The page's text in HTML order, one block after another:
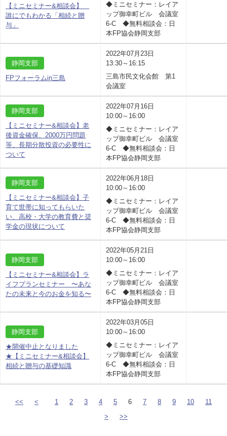
【ミニセミナー&相談会】
誰にでもわかる「相続と贈
与」
◆ミニセミナー：レイア
ップ御幸町ビル 会議室
6-C ◆無料相談会：日
本FP協会静岡支部
静岡支部
FPフォーラムin三島
2022年07月23日
13:30～16:15
三島市民文化会館 第1
会議室
静岡支部
【ミニセミナー&相談会】老
後資金確保、2000万円問題
等、長期分散投資の必要性に
ついて
2022年07月16日
10:00～16:00
◆ミニセミナー：レイア
ップ御幸町ビル 会議室
6-C ◆無料相談会：日
本FP協会静岡支部
静岡支部
【ミニセミナー&相談会】子
育て世帯に知ってもらいた
い、高校・大学の教育費と奨
学金の現状について
2022年06月18日
10:00～16:00
◆ミニセミナー：レイア
ップ御幸町ビル 会議室
6-C ◆無料相談会：日
本FP協会静岡支部
静岡支部
【ミニセミナー&相談会】ラ
イフプランセミナー 〜あな
たの未来と今のお金を知る〜
2022年05月21日
10:00～16:00
◆ミニセミナー：レイア
ップ御幸町ビル 会議室
6-C ◆無料相談会：日
本FP協会静岡支部
静岡支部
★開催中止となりました
★【ミニセミナー&相談会】
相続と贈与の基礎知識
2022年03月05日
10:00～16:00
◆ミニセミナー：レイア
ップ御幸町ビル 会議室
6-C ◆無料相談会：日
本FP協会静岡支部
<< < 1 2 3 4 5 6 7 8 9 10
11
>
>>